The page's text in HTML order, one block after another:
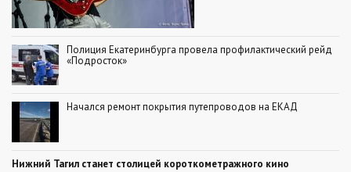
Полиция Екатеринбурга провела профилактический рейд
«Подросток»
Начался ремонт покрытия путепроводов на ЕКАД
Нижний Тагил станет столицей короткометражного кино